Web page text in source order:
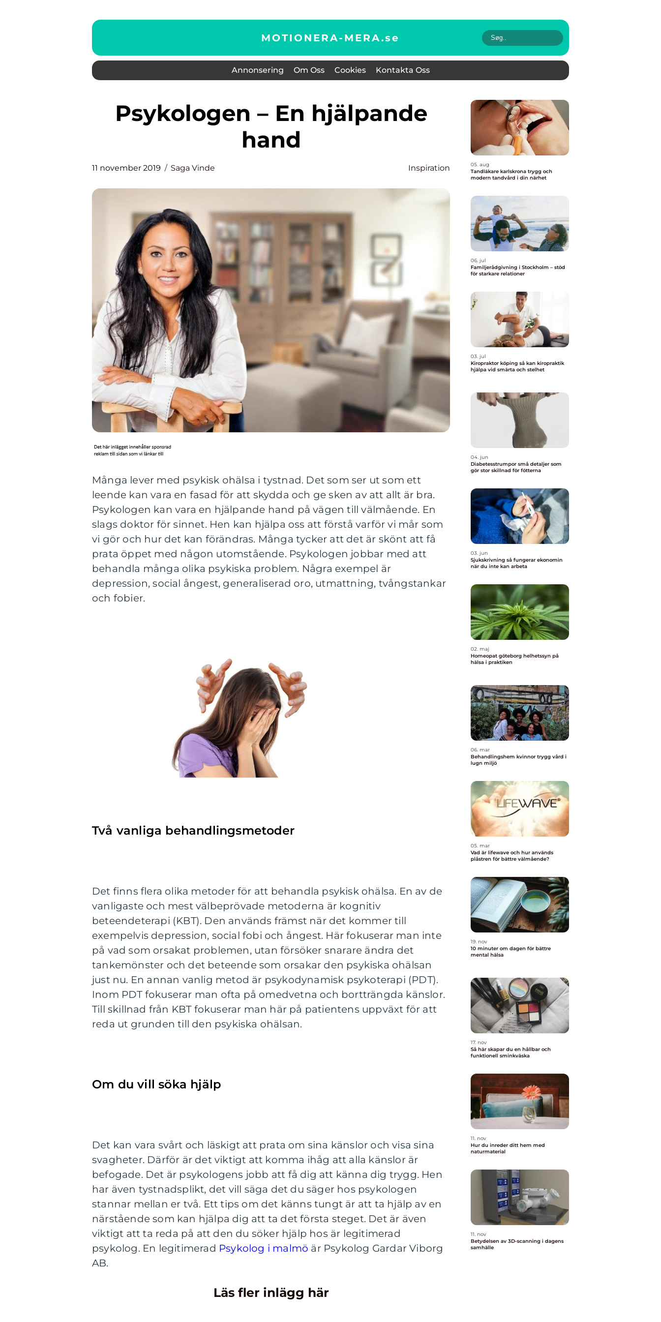
MOTIONERA-MERA.se
Annonsering Om Oss Cookies Kontakta Oss
Psykologen – En hjälpande
hand
11 november 2019 Saga Vinde Inspiration
Många lever med psykisk ohälsa i tystnad. Det som ser ut som ett
leende kan vara en fasad för att skydda och ge sken av att allt är bra.
Psykologen kan vara en hjälpande hand på vägen till välmående. En
slags doktor för sinnet. Hen kan hjälpa oss att förstå varför vi mår som
vi gör och hur det kan förändras. Många tycker att det är skönt att få
prata öppet med någon utomstående. Psykologen jobbar med att
behandla många olika psykiska problem. Några exempel är
depression, social ångest, generaliserad oro, utmattning, tvångstankar
och fobier.
Två vanliga behandlingsmetoder
Det finns flera olika metoder för att behandla psykisk ohälsa. En av de
vanligaste och mest välbeprövade metoderna är kognitiv
beteendeterapi (KBT). Den används främst när det kommer till
exempelvis depression, social fobi och ångest. Här fokuserar man inte
på vad som orsakat problemen, utan försöker snarare ändra det
tankemönster och det beteende som orsakar den psykiska ohälsan
just nu. En annan vanlig metod är psykodynamisk psykoterapi (PDT).
Inom PDT fokuserar man ofta på omedvetna och bortträngda känslor.
Till skillnad från KBT fokuserar man här på patientens uppväxt för att
reda ut grunden till den psykiska ohälsan.
Om du vill söka hjälp
Det kan vara svårt och läskigt att prata om sina känslor och visa sina
svagheter. Därför är det viktigt att komma ihåg att alla känslor är
befogade. Det är psykologens jobb att få dig att känna dig trygg. Hen
har även tystnadsplikt, det vill säga det du säger hos psykologen
stannar mellan er två. Ett tips om det känns tungt är att ta hjälp av en
närstående som kan hjälpa dig att ta det första steget. Det är även
viktigt att ta reda på att den du söker hjälp hos är legitimerad
psykolog. En legitimerad Psykolog i malmö är Psykolog Gardar Viborg
AB.
Läs fler inlägg här
05. aug
Tandläkare karlskrona trygg och
modern tandvård i din närhet
06. jul
Familjerådgivning i Stockholm – stöd
för starkare relationer
03. jul
Kiropraktor köping så kan kiropraktik
hjälpa vid smärta och stelhet
04. jun
Diabetesstrumpor små detaljer som
gör stor skillnad för fötterna
03. jun
Sjukskrivning så fungerar ekonomin
när du inte kan arbeta
02. maj
Homeopat göteborg helhetssyn på
hälsa i praktiken
06. mar
Behandlingshem kvinnor trygg vård i
lugn miljö
05. mar
Vad är lifewave och hur används
plåstren för bättre välmående?
19. nov
10 minuter om dagen för bättre
mental hälsa
17. nov
Så här skapar du en hållbar och
funktionell sminkväska
11. nov
Hur du inreder ditt hem med
naturmaterial
11. nov
Betydelsen av 3D-scanning i dagens
samhälle